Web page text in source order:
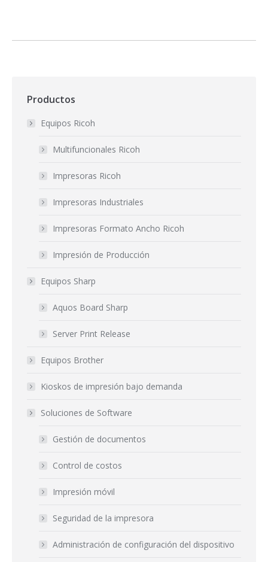
Productos
Equipos Ricoh
Multifuncionales Ricoh
Impresoras Ricoh
Impresoras Industriales
Impresoras Formato Ancho Ricoh
Impresión de Producción
Equipos Sharp
Aquos Board Sharp
Server Print Release
Equipos Brother
Kioskos de impresión bajo demanda
Soluciones de Software
Gestión de documentos
Control de costos
Impresión móvil
Seguridad de la impresora
Administración de configuración del dispositivo